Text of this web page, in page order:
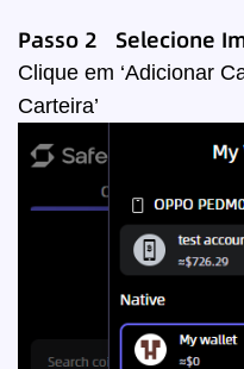
Passo 2 Selecione
Clique em ‘Adicionar
Carteira’